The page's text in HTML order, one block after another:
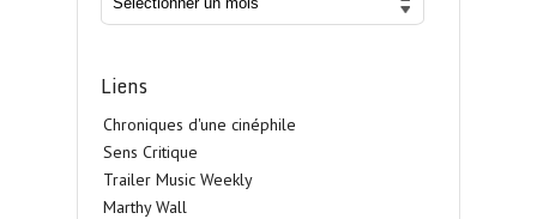
Liens
Chroniques d'une cinéphile
Sens Critique
Trailer Music Weekly
Marthy Wall